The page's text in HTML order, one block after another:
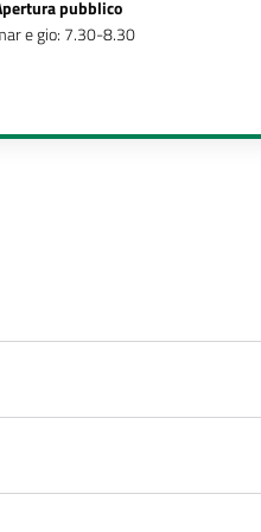
pubblico
e gio: 7.30-8.30